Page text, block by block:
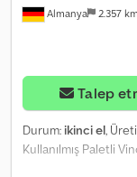
Almanya 2.357 km
Talep
Durum: ikinci el,
Kullanılmış Paletli
mevcuttur –